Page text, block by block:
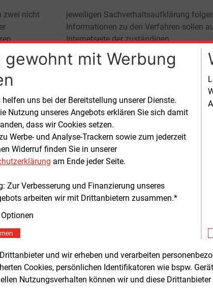
gewohnt mit Werbung
helfen uns bei der Bereitstellung unserer Dienste.
Nutzung unseres Angebots erklären Sie sich damit
dass wir Cookies setzen.
Werbe- und Analyse-Trackern sowie zum jederzeit
Widerruf finden Sie in unserer
am Ende jeder Seite.
Zur Verbesserung und Finanzierung unseres
arbeiten wir mit Drittanbietern zusammen.*
und wir erheben und verarbeiten
Cookies, persönlichen Identifikatoren wie bspw.
Nutzungsverhalten können wir und diese Drittanbieter
zwei nicht
Die
Umsetzung
nur
Behörde
Modul 3
das
waren
und
das
die
Die
bereits
jeweiligen Sachverhaltsaufklärung
Informationen zu den Verfahren sollen
Internetseite der zuständigen
Beschlusskammer veröffentlicht werden.
Die Grundlage für die Vorgaben ist §
Energiewirtschaftsgesetzes (EnWG).
ermächtigt die Bundesnetzagentur,
bundeseinheitliche Regelungen für
Verbrauchseinrichtungen festzulegen. Die
entsprechende Festlegung hatte die
im November 2023 veröffentlicht.
kommen seit Januar 2024 in den Genuss
reduzierter Netzentgelte, wenn sie die
Als drittes Modul hat die Bundesnetz ein
zeitvariables Netzentgelt vorgesehen. Mit